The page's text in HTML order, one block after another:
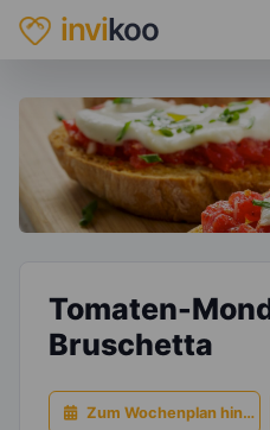
invikoo
Tomaten-
Bruschetta
Zum Wochenplan